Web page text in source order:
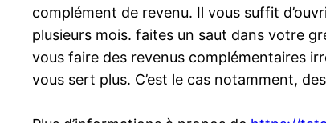
complément de revenu. Il vous suffit
plusieurs mois. faites un saut dans votre
vous faire des revenus complémentaires
vous sert plus. C’est le cas notamment,